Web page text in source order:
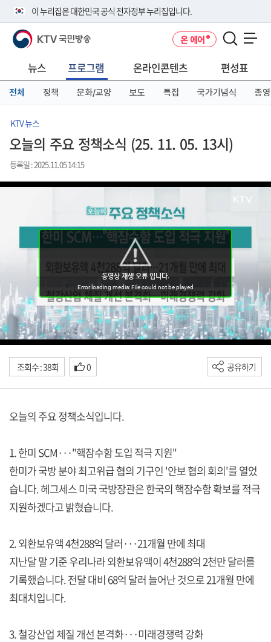
이 누리집은 대한민국 공식 전자정부 누리집입니다.
공식 누리집 주소 확인하기
니다.
이밖에 or.kr 또는 .kr등 다른 도메인 주소를 사용하고 있다면 아래 URL에
서 도메인 주소를 확인해 보세요
KTV 국민방송 온 에어
뉴스 프로그램 온라인콘텐츠 편성표
전체 정책 문화/교양 보도 특집 국가기념식 종영
KTV 뉴스
오늘의 주요 정책소식 (25. 11. 05. 13시)
등록일 : 2025.11.05 14:15
조회수 : 38회 0 공유하기
오늘의 주요 정책소식입니다.
1. 한미 SCM···"핵잠수함 도입 적극 지원"
한미가 국방 분야 최고위급 협의 기구인 '안보 협의 회의'를 열었
습니다. 헤그세스 미국 국방장관은 한국의 핵잠수함 확보를 적극
지원하겠다고 밝혔습니다.
2. 외환보유액 4천288억 달러···21개월 만에 최대
지난달 말 기준 우리나라 외환보유액이 4천288억 2천만 달러를
기록했습니다. 전달 대비 68억 달러 늘어난 것으로 21개월 만에
최대치입니다.
3. 철강산업 체질 개선 본격화···미래경쟁력 강화